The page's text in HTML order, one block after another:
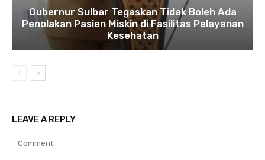
Gubernur Sulbar Tegaskan Tidak Boleh Ada
Penolakan Pasien Miskin di Fasilitas Pelayanan
Kesehatan
LEAVE A REPLY